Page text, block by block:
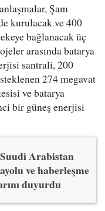
Şam
kurulacak ve 400
bağlanacak üç
arasında batarya
santrali, 200
274 megavat
ve batarya
bir güneş enerjisi
Arabistan
ve haberleşme
duyurdu